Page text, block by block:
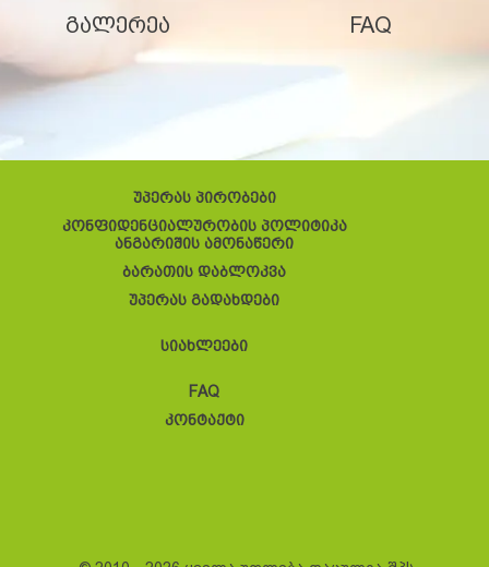
გალერეა FAQ
უპერას პირობები
კონფიდენციალურობის პოლიტიკა
ანგარიშის ამონაწერი
ბარათის დაბლოკვა
უპერას გადახდები
სიახლეები
FAQ
კონტაქტი